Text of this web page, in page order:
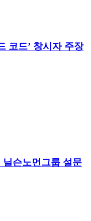
코드’ 창시자 주장
슨노먼그룹 설문